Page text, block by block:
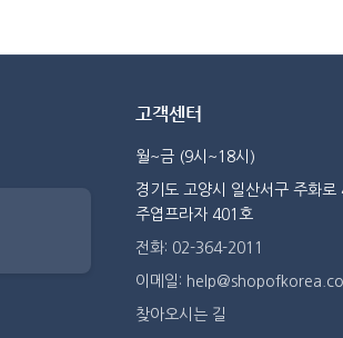
고객센터
월~금 (9시~18시)
경기도 고양시 일산서구 주화로
주엽프라자 401호
전화: 02-364-2011
이메일:
찾아오시는 길